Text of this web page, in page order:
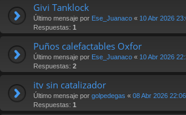
Givi Tanklock
Último mensaje por Ese_Juanaco « 10 Abr 2026
Respuestas: 1
Puños calefactables Oxfor
Último mensaje por Ese_Juanaco « 10 Abr 2026
Respuestas: 2
itv sin catalizador
Último mensaje por golpedegas « 08 Abr 2026 22:06
Respuestas: 1